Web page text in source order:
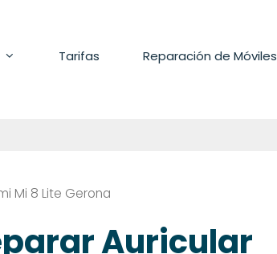
Tarifas Reparación de Móviles
Mi 8 Lite Gerona
Auricular